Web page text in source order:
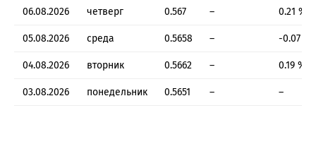
06.08.2026 четверг 0.567 – 0.21 %
05.08.2026 среда 0.5658 – -0.07 %
04.08.2026 вторник 0.5662 – 0.19 %
03.08.2026 понедельник 0.5651 – –